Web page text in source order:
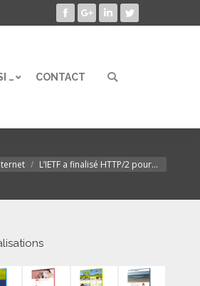
Facebook
Google+LinkedInTwitter
… CONTACT Search:
: L’IETF a finalisé HTTP/2 pour…